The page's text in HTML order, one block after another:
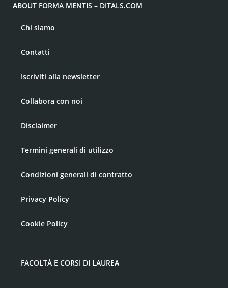
ABOUT FORMA MENTIS – DITALS.COM
Chi siamo
Contatti
Iscriviti alla newsletter
Collabora con noi
Disclaimer
Termini generali di utilizzo
Condizioni generali di contratto
Privacy Policy
Cookie Policy
FACOLTÀ E CORSI DI LAUREA